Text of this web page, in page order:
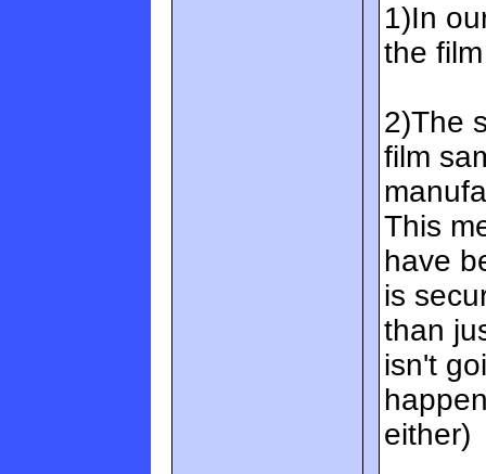
1)In
the
2)The
film
This
have
is
than
isn't
either)